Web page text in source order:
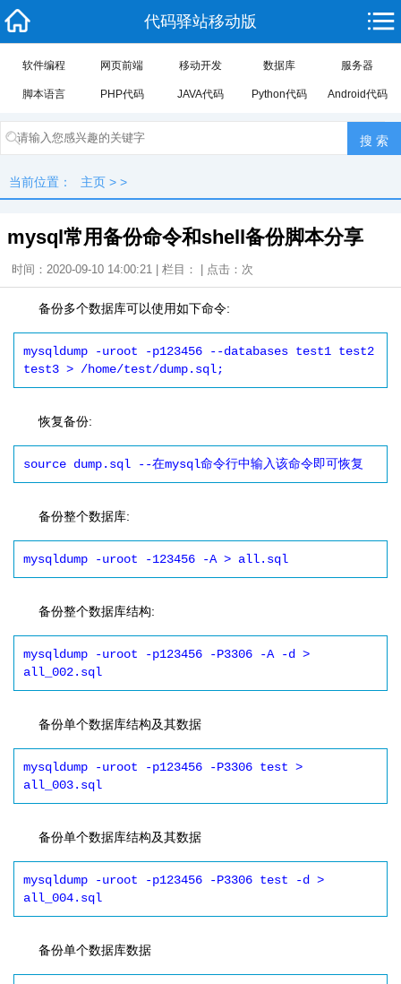
代码驿站移动版
软件编程 网页前端 移动开发 数据库 服务器
脚本语言 PHP代码 JAVA代码 Python代码 Android代码
当前位置： 主页 > >
mysql常用备份命令和shell备份脚本分享
时间：2020-09-10 14:00:21 | 栏目： | 点击： 次
备份多个数据库可以使用如下命令:
mysqldump -uroot -p123456 --databases test1 test2
test3 > /home/test/dump.sql;
恢复备份:
source dump.sql --在mysql命令行中输入该命令即可恢复
备份整个数据库:
mysqldump -uroot -123456 -A > all.sql
备份整个数据库结构:
mysqldump -uroot -p123456 -P3306 -A -d >
all_002.sql
备份单个数据库结构及其数据
mysqldump -uroot -p123456 -P3306 test >
all_003.sql
备份单个数据库结构及其数据
mysqldump -uroot -p123456 -P3306 test -d >
all_004.sql
备份单个数据库数据